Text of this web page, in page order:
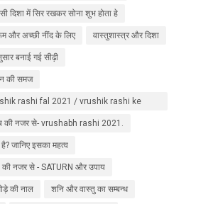
दिशा में सिर रखकर सोना शुभ होता हे
और अच्छी नींद के लिए वास्तुशास्त्र और दिशा
बनाई गई सीढ़ी
की समज
rashi fal 2021 / vrushik rashi ke
की नजर से- vrushabh rashi 2021.
जानिए इसका महत्व
की नजर से - SATURN और उपाय
की नाल शनि और वास्तु का सम्बन्ध